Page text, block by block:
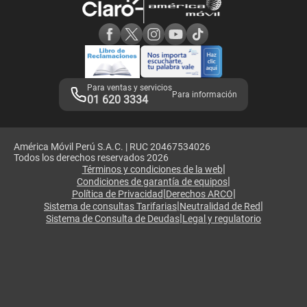
Adquirientes iPhone 6, 6S y SE
Mensaje de Seguridad
Términos y Condiciones de Tienda Claro
Libro de Reclamaciones
Legales de marketplace
Para ventas y servicios
01 620 3334 Para información
América Móvil Perú S.A.C. | RUC 20467534026
Todos los derechos reservados 2026
Términos y condiciones de la web|
Condiciones de garantía de equipos|
Política de Privacidad|Derechos ARCO|
Sistema de consultas Tarifarias|Neutralidad de Red|
Sistema de Consulta de Deudas|Legal y regulatorio